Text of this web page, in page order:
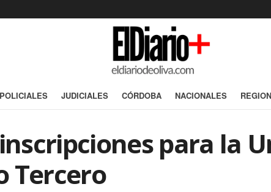
POLICIALES JUDICIALES CÓRDOBA NACIONALES
para la
Tercero